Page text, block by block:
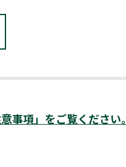
事項」をご覧ください。